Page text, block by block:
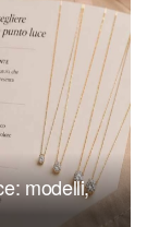
modelli,